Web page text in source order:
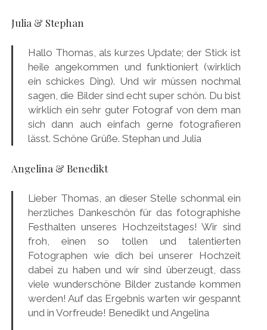
Julia & Stephan
Hallo Thomas, als kurzes Update; der Stick ist
heile angekommen und funktioniert (wirklich
ein schickes Ding). Und wir müssen nochmal
sagen, die Bilder sind echt super schön. Du bist
wirklich ein sehr guter Fotograf von dem man
sich dann auch einfach gerne fotografieren
lässt. Schöne Grüße. Stephan und Julia
Angelina & Benedikt
Lieber Thomas, an dieser Stelle schonmal ein
herzliches Dankeschön für das fotographishe
Festhalten unseres Hochzeitstages! Wir sind
froh, einen so tollen und talentierten
Fotographen wie dich bei unserer Hochzeit
dabei zu haben und wir sind überzeugt, dass
viele wunderschöne Bilder zustande kommen
werden! Auf das Ergebnis warten wir gespannt
und in Vorfreude! Benedikt und Angelina